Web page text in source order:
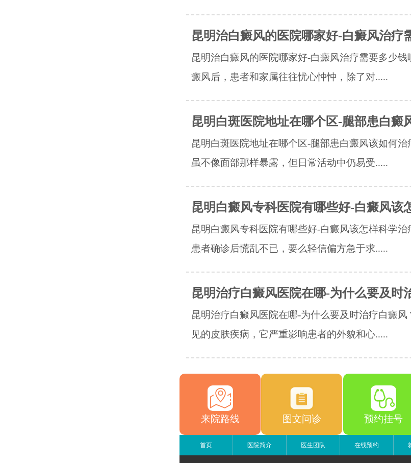
昆明治白癜风的医院哪家好-白癜风治疗
昆明治白癜风的医院哪家好-白癜风治疗需要多少钱
癜风后，患者和家属往往忧心忡忡，除了对.....
昆明白斑医院地址在哪个区-腿部患白癜
昆明白斑医院地址在哪个区-腿部患白癜风该如何治
虽不像面部那样暴露，但日常活动中仍易受.....
昆明白癜风专科医院有哪些好-白癜风该
昆明白癜风专科医院有哪些好-白癜风该怎样科学治
患者确诊后慌乱不已，要么轻信偏方急于求.....
昆明治疗白癜风医院在哪-为什么要及时
昆明治疗白癜风医院在哪-为什么要及时治疗白癜风
见的皮肤疾病，它严重影响患者的外貌和心.....
来院路线 图文问诊 预约挂号
首页 医院简介 医生团队 在线预约